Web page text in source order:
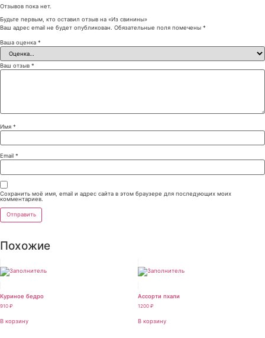
Отзывов пока нет.
Будьте первым, кто оставил отзыв на «Из свинины»
Ваш адрес email не будет опубликован. Обязательные поля помечены *
Ваша оценка *
Ваш отзыв *
Имя *
Email *
Сохранить моё имя, email и адрес сайта в этом браузере для последующих моих
комментариев.
Похожие
Куриное бедро
910 ₽
В корзину
Ассорти пхали
1200 ₽
В корзину